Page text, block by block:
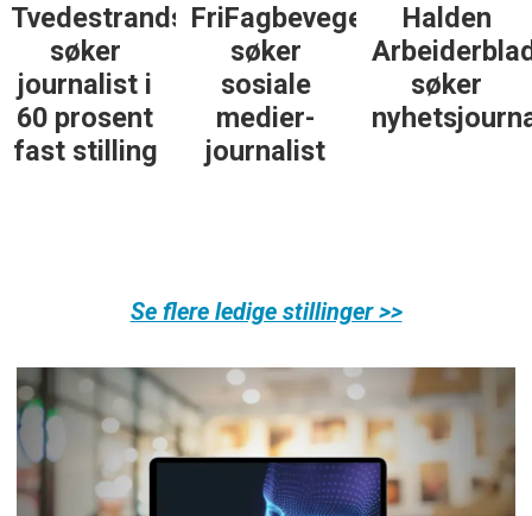
FriFagbevegelse
søker
sosiale
medier-
journalist
Halden
Arbeiderblad
søker
nyhetsjournalist
25. juni
søker
journalist
Se flere ledige stillinger >>